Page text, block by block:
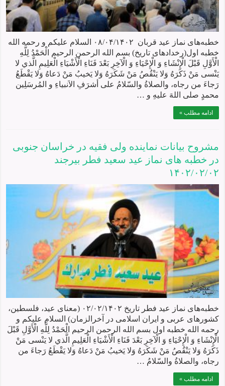
خطبه‌های نماز عید قربان ۰۸/۰۴/۱۴۰۲ السلام علیکم و رحمه الله
خطبه اول(رخدادهای تاریخ) بسم الله الرحمن الرحیم الْحَمْدُ لِلَّهِ
الْأَوَّلِ قَبْلَ الْإِنْشَاءِ وَ الْإِحْيَاءِ وَ الْآخِرِ بَعْدَ فَنَاءِ الْأَشْيَاءِ الْعَلِيمِ الَّذي لا
يَنْسى مَنْ ذَكَرَهُ وَلا يَنْقُصُ مَنْ شَكَرَهُ وَلا يَخيبُ مَنْ دَعاهُ وَلا يَقْطَعُ
رَجاءَ من رجاه، والصلاةُ والسّلامُ علی أشرَفِ الاَنبیاءِ و المُرسَلِين
محمدٍ صلی اللهَ علیهِ و …
ادامه مطلب »
مشروح بیانات نماينده ولی فقيه در خراسان جنوبی
در خطبه های نماز عید سعید فطر بيرجند
۱۴۰۲/۰۲/۰۲
خطبه‌های نماز عید فطر تاریخ ۰۲/۰۲/۱۴۰۲ (معنای عید، فلسطین،
کشورهای عربی و ایران اسلامی در آخرالزمان) السلام علیکم و
رحمه الله خطبه اول بسم الله الرحمن الرحیم الْحَمْدُ لِلَّهِ الْأَوَّلِ قَبْلَ
الْإِنْشَاءِ وَ الْإِحْيَاءِ وَ الْآخِرِ بَعْدَ فَنَاءِ الْأَشْيَاءِ الْعَلِيمِ الَّذي لا يَنْسى مَنْ
ذَكَرَهُ وَلا يَنْقُصُ مَنْ شَكَرَهُ وَلا يَخيبُ مَنْ دَعاهُ وَلا يَقْطَعُ رَجاءَ من
رجاه، والصلاةُ والسّلامُ …
ادامه مطلب »